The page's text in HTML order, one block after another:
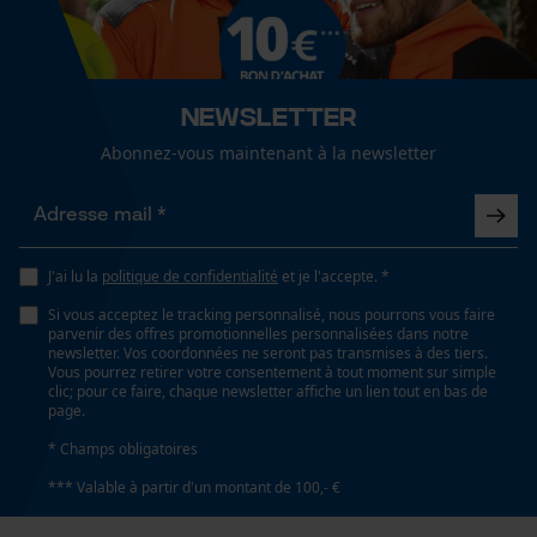
Spécifications techniques
Propriété
agréable
Forme
droit
Non
Newsletter
Abonnez-vous maintenant à la newsletter
J'ai lu la politique de confidentialité et je l'accepte. *
Si vous acceptez le tracking personnalisé, nous pourrons vous faire
parvenir des offres promotionnelles personnalisées dans notre
newsletter. Vos coordonnées ne seront pas transmises à des tiers.
Vous pourrez retirer votre consentement à tout moment sur simple
clic; pour ce faire, chaque newsletter affiche un lien tout en bas de
page.
* Champs obligatoires
*** Valable à partir d'un montant de 100,- €
Cookies de performance et de
fonctionnalité
Loop54 Personalization
Salutation personnelle
Géo-IP et détection des
utilisateurs
Vidéos YouTube
Google Maps
Prise de contact par chat